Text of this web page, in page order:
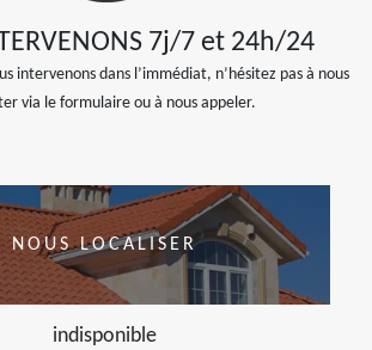
7j/7 et 24h/24
intervenons dans l’immédiat, n’hésitez pas à nous
via le formulaire ou à nous appeler.
NOUS LOCALISER
indisponible